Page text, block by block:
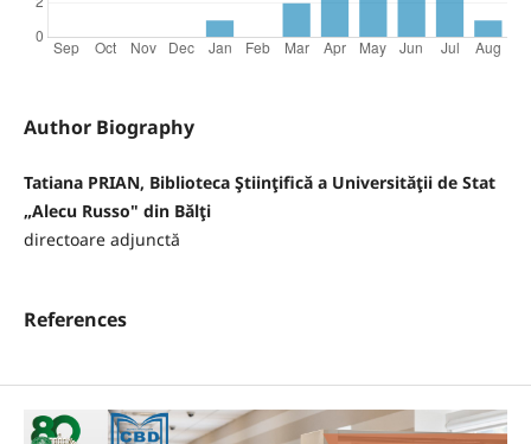
Author Biography
Tatiana PRIAN, Biblioteca Ştiinţifică a Universităţii de Stat
„Alecu Russo" din Bălţi
directoare adjunctă
References